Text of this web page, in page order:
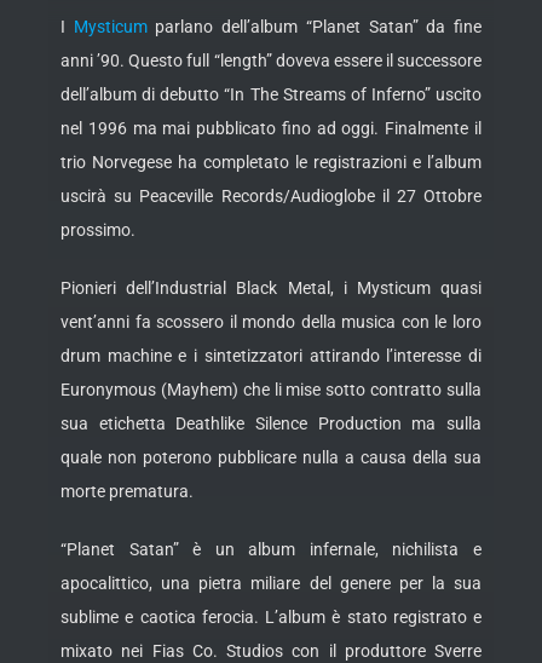
I Mysticumparlano dell’album “Planet Satan” da fine
anni ’90. Questo full “length” doveva essere il successore
dell’album di debutto “In The Streams of Inferno” uscito
nel 1996 ma mai pubblicato fino ad oggi. Finalmente il
trio Norvegese ha completato le registrazioni e l’album
uscirà su Peaceville Records/Audioglobe il 27 Ottobre
prossimo.
Pionieri dell’Industrial Black Metal, i Mysticum quasi
vent’anni fa scossero il mondo della musica con le loro
drum machine e i sintetizzatori attirando l’interesse di
Euronymous (Mayhem) che li mise sotto contratto sulla
sua etichetta Deathlike Silence Production ma sulla
quale non poterono pubblicare nulla a causa della sua
morte prematura.
“Planet Satan” è un album infernale, nichilista e
apocalittico, una pietra miliare del genere per la sua
sublime e caotica ferocia. L’album è stato registrato e
mixato nei Fias Co. Studios con il produttore Sverre